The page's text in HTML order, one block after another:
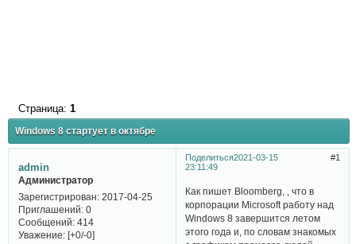
Windows 8 стартует в октябре
Страница: 1
Поделиться 1
2021-03-15
23:11:49
admin
Администратор
Зарегистрирован: 2017-04-25
Приглашений:0
Сообщений:414
Уважение: [+0/-0]
Как пишет Bloomberg, , что в
корпорации Microsoft работу над
Windows 8 завершится летом
этого года и, по словам знакомых